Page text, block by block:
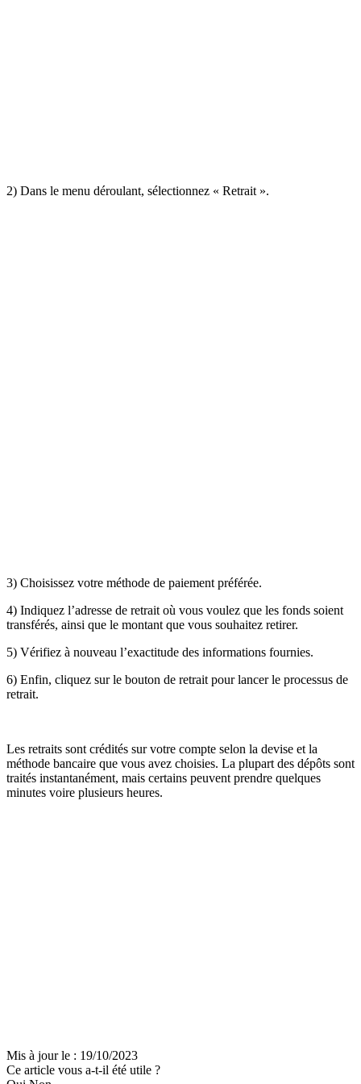
2) Dans le menu déroulant, sélectionnez « Retrait ».
3) Choisissez votre méthode de paiement préférée.
4) Indiquez l’adresse de retrait où vous voulez que les fonds soient
transférés, ainsi que le montant que vous souhaitez retirer.
5) Vérifiez à nouveau l’exactitude des informations fournies.
6) Enfin, cliquez sur le bouton de retrait pour lancer le processus de
retrait.
Les retraits sont crédités sur votre compte selon la devise et la
méthode bancaire que vous avez choisies. La plupart des dépôts sont
traités instantanément, mais certains peuvent prendre quelques
minutes voire plusieurs heures.
Mis à jour le : 19/10/2023
Ce article vous a-t-il été utile ?